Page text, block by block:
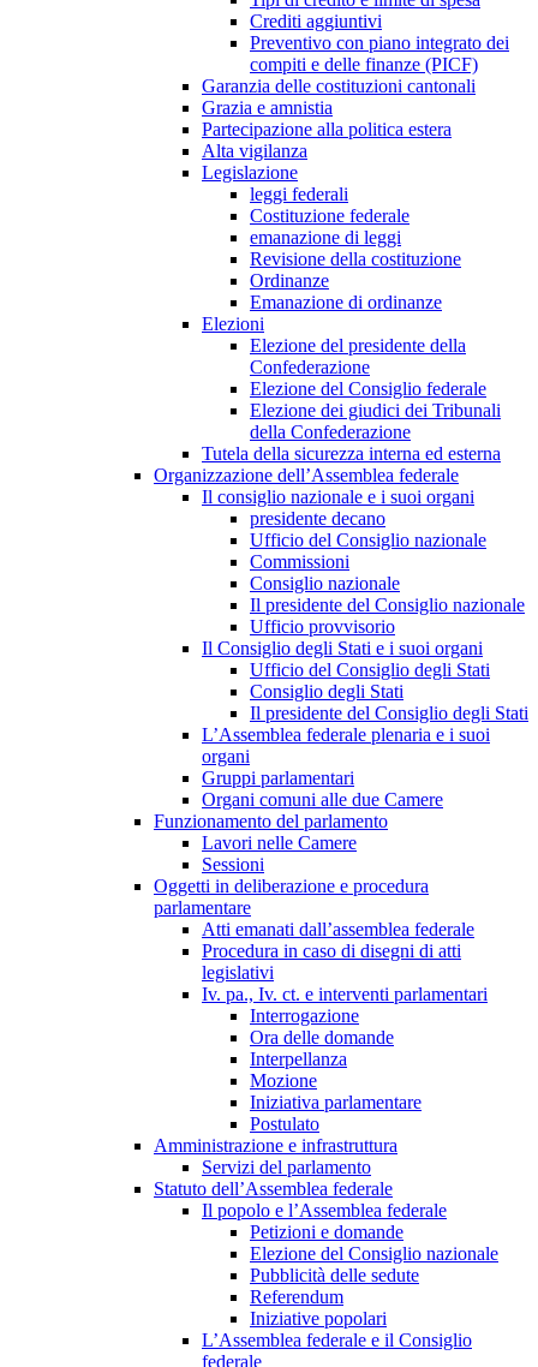
Crediti aggiuntivi
Preventivo con piano integrato dei
compiti e delle finanze (PICF)
Garanzia delle costituzioni cantonali
Grazia e amnistia
Partecipazione alla politica estera
Alta vigilanza
Legislazione
leggi federali
Costituzione federale
emanazione di leggi
Revisione della costituzione
Ordinanze
Emanazione di ordinanze
Elezioni
Elezione del presidente della
Confederazione
Elezione del Consiglio federale
Elezione dei giudici dei Tribunali
della Confederazione
Tutela della sicurezza interna ed esterna
Organizzazione dell’Assemblea federale
Il consiglio nazionale e i suoi organi
presidente decano
Ufficio del Consiglio nazionale
Commissioni
Consiglio nazionale
Il presidente del Consiglio nazionale
Ufficio provvisorio
Il Consiglio degli Stati e i suoi organi
Ufficio del Consiglio degli Stati
Consiglio degli Stati
Il presidente del Consiglio degli Stati
L’Assemblea federale plenaria e i suoi
organi
Gruppi parlamentari
Organi comuni alle due Camere
Funzionamento del parlamento
Lavori nelle Camere
Sessioni
Oggetti in deliberazione e procedura
parlamentare
Atti emanati dall’assemblea federale
Procedura in caso di disegni di atti
legislativi
Iv. pa., Iv. ct. e interventi parlamentari
Interrogazione
Ora delle domande
Interpellanza
Mozione
Iniziativa parlamentare
Postulato
Amministrazione e infrastruttura
Servizi del parlamento
Statuto dell’Assemblea federale
Il popolo e l’Assemblea federale
Petizioni e domande
Elezione del Consiglio nazionale
Pubblicità delle sedute
Referendum
Iniziative popolari
L’Assemblea federale e il Consiglio
federale